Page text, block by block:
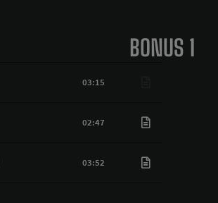
BONUS 1
03:15
02:47
03:52